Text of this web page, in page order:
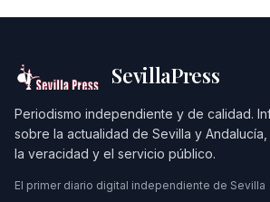
SevillaPress
Periodismo independiente y de calidad.
sobre la actualidad de Sevilla y
la veracidad y el servicio público.
El primer diario digital independiente de Sevilla